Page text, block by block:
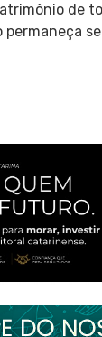
de